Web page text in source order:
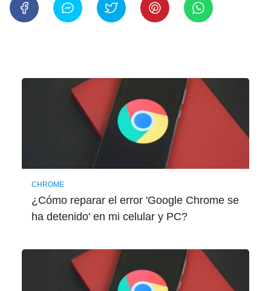
CHROME
¿Cómo reparar el error 'Google Chrome se
ha detenido' en mi celular y PC?